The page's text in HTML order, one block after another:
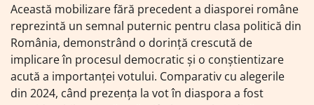
Această mobilizare fără precedent a diasporei române
reprezintă un semnal puternic pentru clasa politică din
România, demonstrând o dorință crescută de
implicare în procesul democratic și o conștientizare
acută a importanței votului. Comparativ cu alegerile
din 2024, când prezența la vot în diaspora a fost